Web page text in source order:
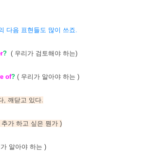
다음 표현들도 많이 쓰죠.
? ( 우리가 검토해야 하는)
of? ( 우리가 알아야 하는 )
, 깨닫고 있다.
추가 하고 싶은 뭔가 )
알아야 하는 )